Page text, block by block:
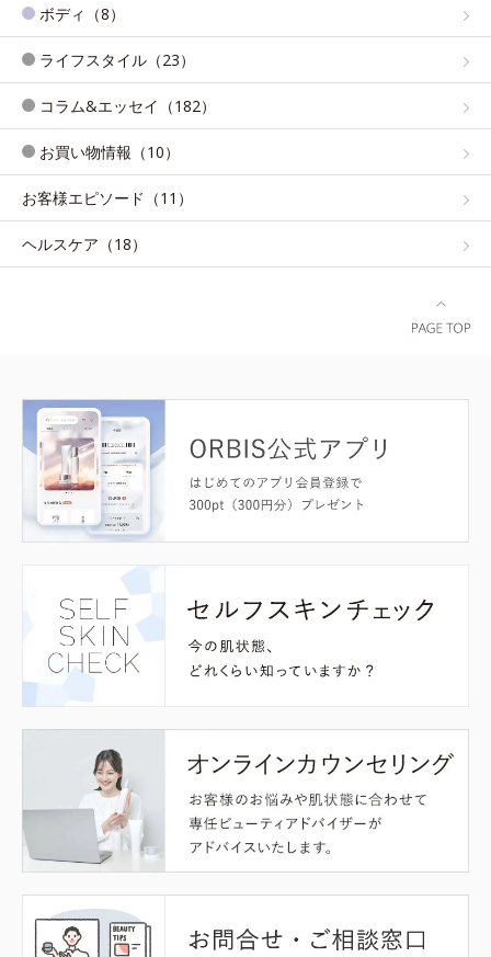
ボディ（8）
ライフスタイル（23）
コラム&エッセイ（182）
お買い物情報（10）
お客様エピソード（11）
ヘルスケア（18）